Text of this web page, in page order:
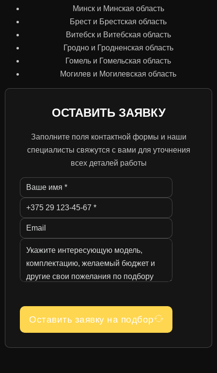
Минск и Минская область
Брест и Брестская область
Витебск и Витебская область
Гродно и Гродненская область
Гомель и Гомельская область
Могилев и Могилевская область
ОСТАВИТЬ ЗАЯВКУ
Заполните поля контактной формы и наши
специалисты свяжутся с вами для уточнения
всех деталей работы
Оставить заявку на подбор